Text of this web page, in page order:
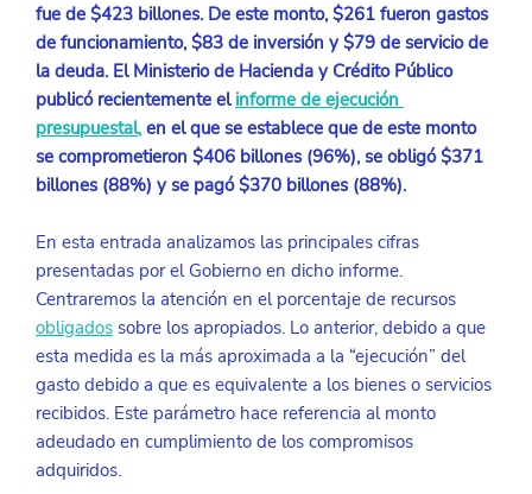
fue de $423 billones. De este monto, $261 fueron gastos
de funcionamiento, $83 de inversión y $79 de servicio de
la deuda. El Ministerio de Hacienda y Crédito Público
publicó recientemente el informe de ejecución
presupuestal, en el que se establece que de este monto
se comprometieron $406 billones (96%), se obligó $371
billones (88%) y se pagó $370 billones (88%).
En esta entrada analizamos las principales cifras
presentadas por el Gobierno en dicho informe.
Centraremos la atención en el porcentaje de recursos
obligados sobre los apropiados. Lo anterior, debido a que
esta medida es la más aproximada a la “ejecución” del
gasto debido a que es equivalente a los bienes o servicios
recibidos. Este parámetro hace referencia al monto
adeudado en cumplimiento de los compromisos
adquiridos.